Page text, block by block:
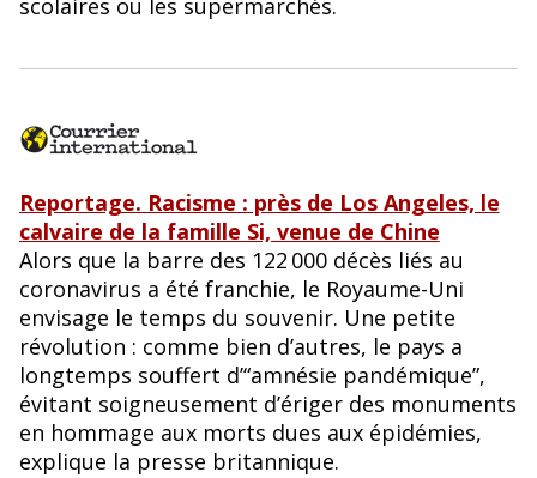
scolaires ou les supermarchés.
Reportage. Racisme : près de Los Angeles, le
calvaire de la famille Si, venue de Chine
Alors que la barre des 122 000 décès liés au
coronavirus a été franchie, le Royaume-Uni
envisage le temps du souvenir. Une petite
révolution : comme bien d’autres, le pays a
longtemps souffert d’“amnésie pandémique”,
évitant soigneusement d’ériger des monuments
en hommage aux morts dues aux épidémies,
explique la presse britannique.